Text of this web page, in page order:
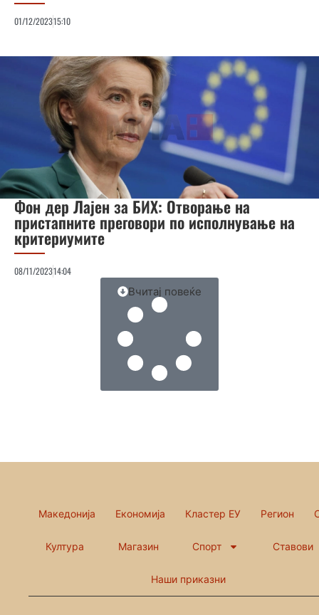
01/12/202315:10
Фон дер Лајен за БИХ: Отворање на
пристапните преговори по исполнување на
критериумите
08/11/202314:04
Вчитај повеќе
Македонија Економија Кластер ЕУ Регион
Култура Магазин Спорт Ставови
Наши приказни